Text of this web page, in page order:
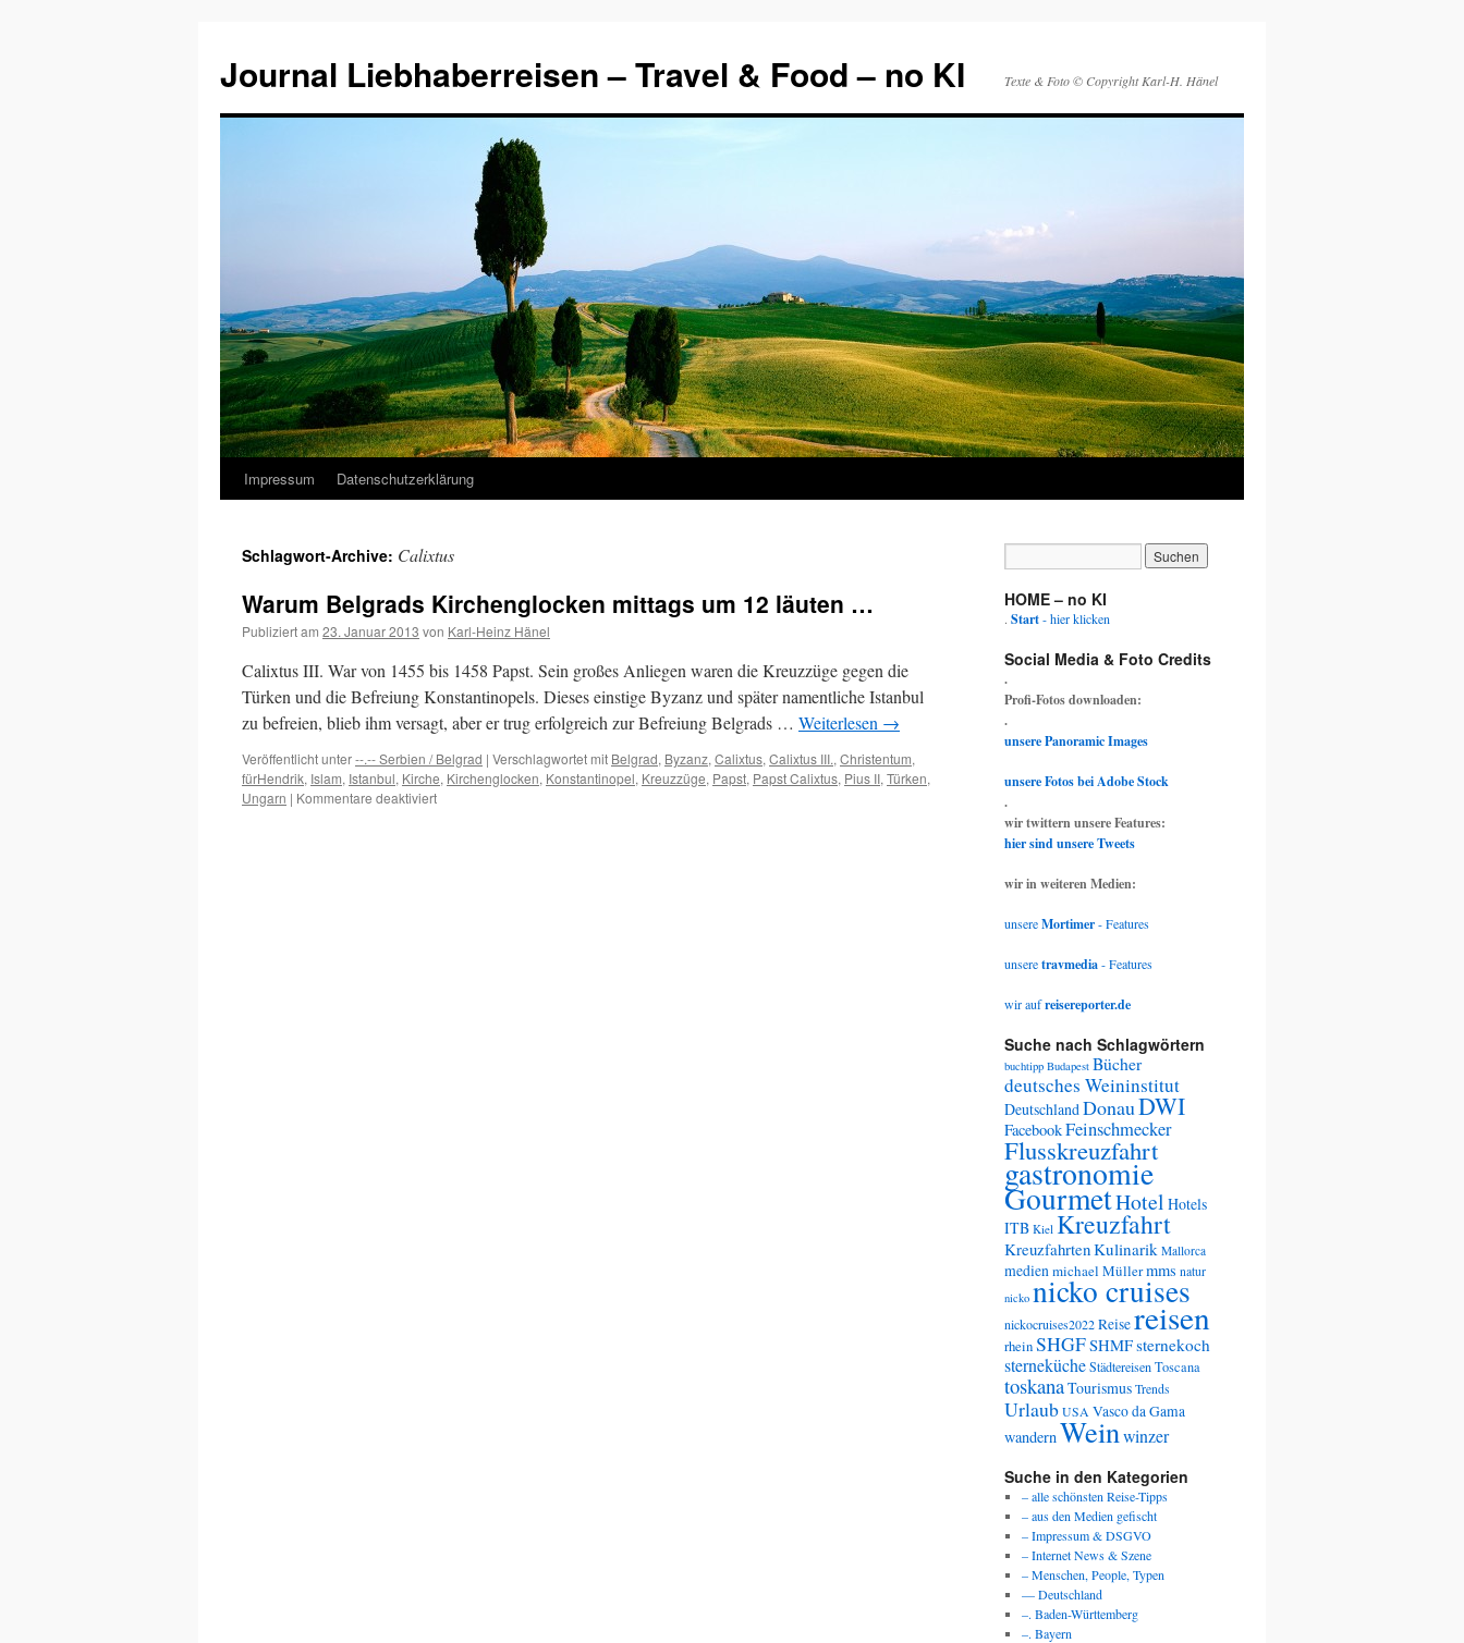
Journal Liebhaberreisen – Travel & Food – no KI Texte & Foto © Copyright Karl-H. Hänel
Zum
springen
Impressum Datenschutzerklärung
Schlagwort-Archive: Calixtus
Warum Belgrads Kirchenglocken mittags um 12 läuten …
Publiziert am 23. Januar 2013 von Karl-Heinz Hänel
Calixtus III. War von 1455 bis 1458 Papst. Sein großes Anliegen waren die Kreuzzüge gegen die
Türken und die Befreiung Konstantinopels. Dieses einstige Byzanz und später namentliche Istanbul
zu befreien, blieb ihm versagt, aber er trug erfolgreich zur Befreiung Belgrads … Weiterlesen →
Veröffentlicht unter--.-- Serbien / Belgrad | Verschlagwortet mit Belgrad, Byzanz, Calixtus, Calixtus III., Christentum,
fürHendrik, Islam, Istanbul, Kirche, Kirchenglocken, Konstantinopel, Kreuzzüge, Papst, Papst Calixtus, Pius II, Türken,
Ungarn | Kommentare deaktiviertfür
HOME – no KI
. Start- hier klicken
Social Media & Foto Credits
.
Profi-Fotos downloaden:
.
unsere Panoramic Images
unsere Fotos bei Adobe Stock
.
wir twittern unsere Features:
hier sind unsere Tweets
wir in weiteren Medien:
unsereMortimer- Features
unseretravmedia- Features
wir aufreisereporter.de
Suche nach Schlagwörtern
buchtipp Budapest Bücher
deutsches Weininstitut
DeutschlandDonauDWI
FacebookFeinschmecker
Flusskreuzfahrt
gastronomie
GourmetHotel Hotels
ITB Kiel Kreuzfahrt
KreuzfahrtenKulinarik Mallorca
medienmichael Müllermms natur
nicko nicko cruises
nickocruises2022Reisereisen
rheinSHGFSHMFsternekoch
sternekücheStädtereisenToscana
toskanaTourismus Trends
Urlaub USA Vasco da Gama
wandernWeinwinzer
Suche in den Kategorien
– alle schönsten Reise-Tipps
– aus den Medien gefischt
– Impressum & DSGVO
– Internet News & Szene
– Menschen, People, Typen
— Deutschland
–. Baden-Württemberg
–. Bayern